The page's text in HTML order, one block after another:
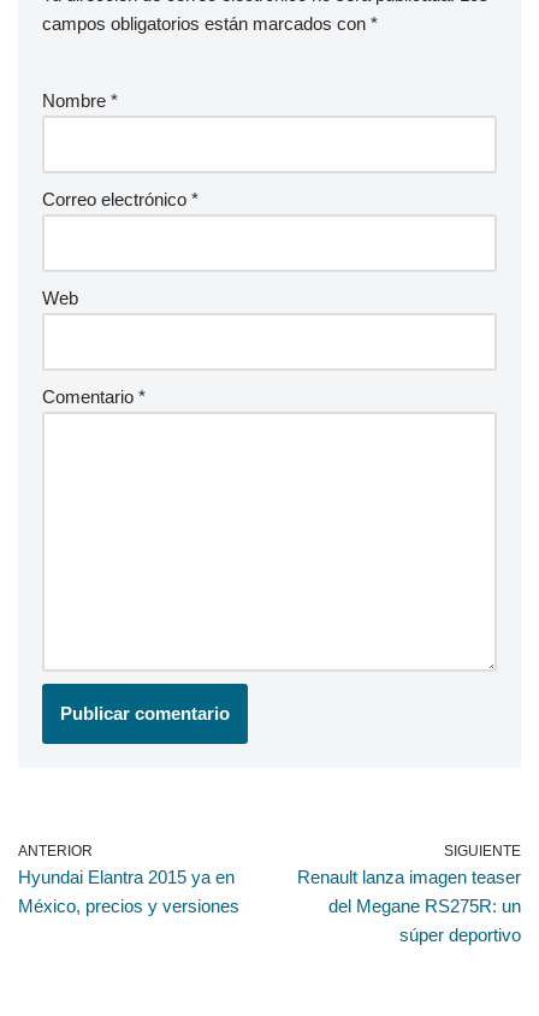
campos obligatorios están marcados con *
Nombre *
Correo electrónico *
Web
Comentario *
ANTERIOR
Hyundai Elantra 2015 ya en
México, precios y versiones
SIGUIENTE
Renault lanza imagen teaser
del Megane RS275R: un
súper deportivo